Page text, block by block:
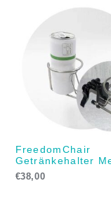
FreedomChair
Getränkehalter
€38,00